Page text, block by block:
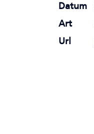
Datum
Art
Url